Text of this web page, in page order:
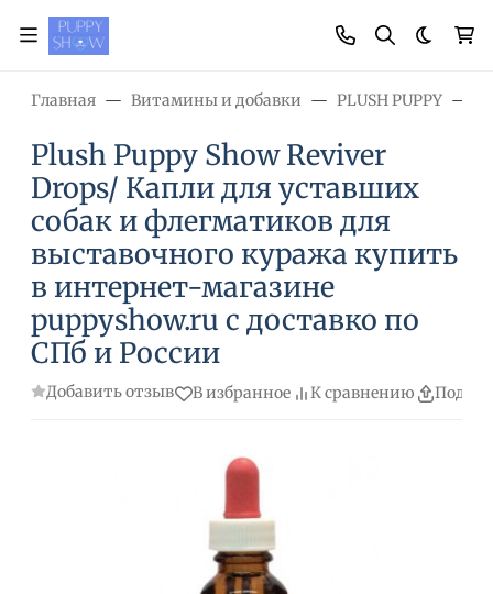
Главная Витамины и добавки PLUSH PUPPY
Plush Puppy Show Reviver
Drops/ Капли для уставших
собак и флегматиков для
выставочного куража купить
в интернет-магазине
puppyshow.ru с доставко по
СПб и России
Добавить отзыв В избранное К сравнению